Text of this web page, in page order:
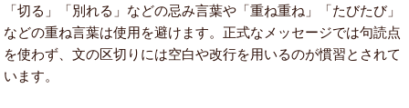
「切る」「別れる」などの忌み言葉や「重ね重ね」「たびたび」
などの重ね言葉は使用を避けます。正式なメッセージでは句読点
を使わず、文の区切りには空白や改行を用いるのが慣習とされて
います。